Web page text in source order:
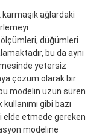
ağlardaki
düğümleri
bu da aynı
yetersiz
çözüm olarak bir
modelin uzun süren
gibi bazı
elde etmede gereken
modeline